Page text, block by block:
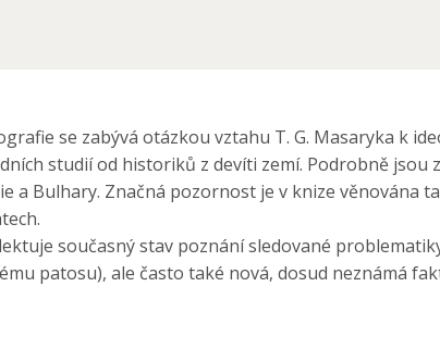
se zabývá otázkou vztahu T. G. Masaryka k
studií od historiků z devíti zemí. Podrobně
a Bulhary. Značná pozornost je v knize věnována
současný stav poznání sledované
patosu), ale často také nová, dosud neznámá